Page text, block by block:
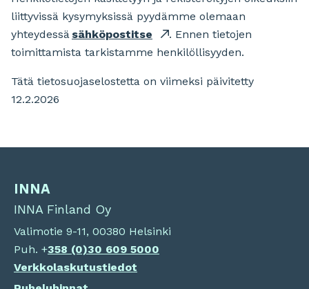
liittyvissä kysymyksissä pyydämme olemaan
yhteydessä sähköpostitse
. Ennen tietojen
toimittamista tarkistamme henkilöllisyyden.
Tätä tietosuojaselostetta on viimeksi päivitetty
12.2.2026
INNA
INNA Finland Oy
Valimotie 9-11, 00380 Helsinki
Puh. +358 (0)30 609 5000
Verkkolaskutustiedot